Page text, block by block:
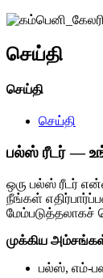
செய்தி
செய்தி
செய்தி
பல்ஸ் ரீடர் —
ஒரு பல்ஸ் ரீடர்
நீங்கள்
மேம்படுத்தலாகச்
முக்கிய
பல்ஸ், எம்-